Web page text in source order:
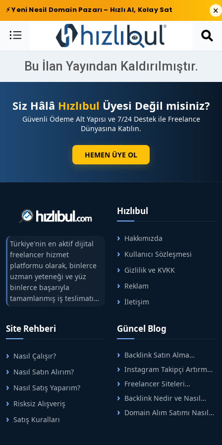
⚡ Yeni Nesil Domain Pazarı – Hızlı Al, Kolay Sat ×
Bu İlan Yayından Kaldırılmıştır.
Siz Hâlâ Hızlıbul Üyesi Değil misiniz?
Güvenli Ödeme Alt Yapısı ve 7/24 Destek ile Freelance
Dünyasına Katılın.
HEMEN ÜYE OL
Türkiye'nin en aktif dijital
freelancer hizmet
platformu olarak, binlerce
uzman yeteneği ve yüz
binlerce başarıyla
tamamlanmış iş teslimatını
tek çatıda buluşturuyoruz.
arasındaki süreci risksiz
alışveriş sistemi ile koruyan
ticaretin güvenli
adreslerinden birisidir.
Hızlıbul
Hakkımızda
Kullanıcı Sözleşmesi
Gizlilik ve KVKK
Reklam
İletişim
Site Rehberi
Nasıl Çalışır?
Nasıl Satın Alırım?
Nasıl Satış Yaparım?
Risksiz Alışveriş
Satış Kuralları
Güncel Blog
Backlink Satın Alma
Rehberi: Güvenli SEO İçin
Doğru Adımlar
Instagram Takipçi Artırma
Yöntemleri: Organik Büyüme
Rehberi
Freelancer Siteleri
Arasında Doğru Seçim Nasıl
Yapılır
Backlink Nedir ve Nasıl
Alınır? Etkili Yöntemler
Domain Alım Satımı Nasıl